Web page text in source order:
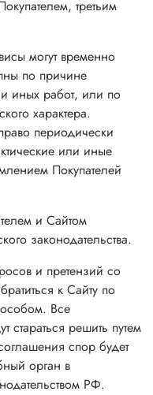
третьим
могут временно
по причине
иных работ, или по
характера.
периодически
или иные
Покупателей
и Сайтом
законодательства.
и претензий со
к Сайту по
Все
решить путем
спор будет
орган в
РФ.